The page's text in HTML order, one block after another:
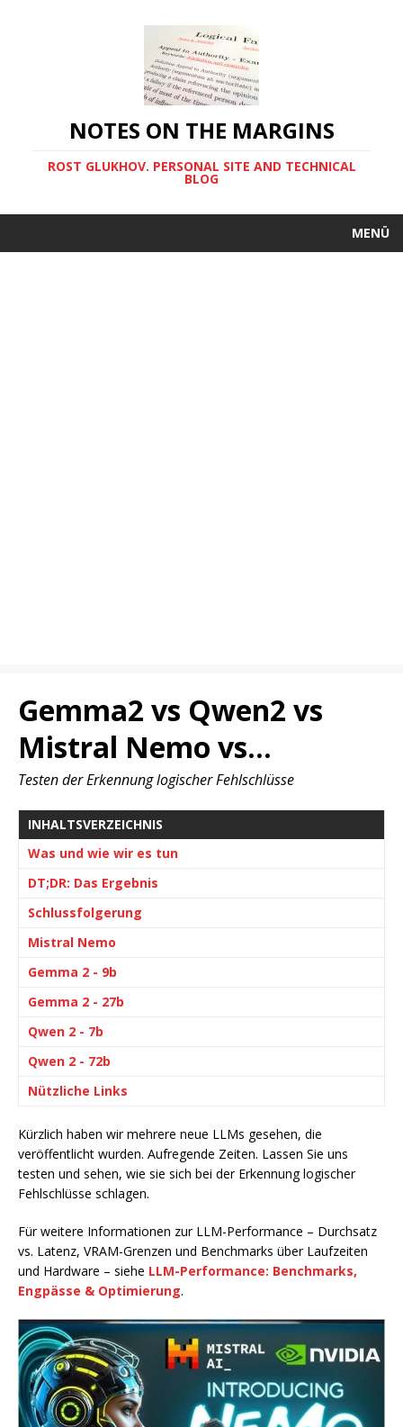
NOTES ON THE MARGINS
ROST GLUKHOV. PERSONAL SITE AND TECHNICAL
BLOG
MENÜ
Gemma2 vs Qwen2 vs
Mistral Nemo vs...
Testen der Erkennung logischer Fehlschlüsse
INHALTSVERZEICHNIS
Was und wie wir es tun
DT;DR: Das Ergebnis
Schlussfolgerung
Mistral Nemo
Gemma 2 - 9b
Gemma 2 - 27b
Qwen 2 - 7b
Qwen 2 - 72b
Nützliche Links
Kürzlich haben wir mehrere neue LLMs gesehen, die
veröffentlicht wurden. Aufregende Zeiten. Lassen Sie uns
testen und sehen, wie sie sich bei der Erkennung logischer
Fehlschlüsse schlagen.
Für weitere Informationen zur LLM-Performance – Durchsatz
vs. Latenz, VRAM-Grenzen und Benchmarks über Laufzeiten
und Hardware – siehe LLM-Performance: Benchmarks,
Engpässe & Optimierung.